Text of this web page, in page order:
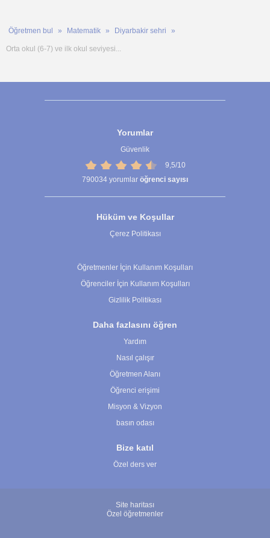
Öğretmen bul Matematik Diyarbakir sehri
Orta okul (6-7) ve ilk okul seviyesi...
Yorumlar
Güvenlik
9,5/10
790034 yorumlar öğrenci sayısı
Hüküm ve Koşullar
Çerez Politikası
Öğretmenler İçin Kullanım Koşulları
Öğrenciler İçin Kullanım Koşulları
Gizlilik Politikası
Daha fazlasını öğren
Yardım
Nasıl çalışır
Öğretmen Alanı
Öğrenci erişimi
Misyon & Vizyon
basın odası
Bize katıl
Özel ders ver
Site haritası
Özel öğretmenler